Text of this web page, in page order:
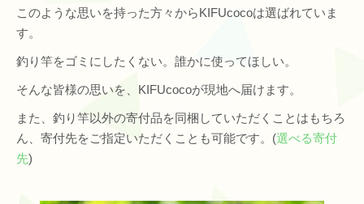
このような思いを持った方々からKIFUcocoは選ばれていま
す。
釣り竿をゴミにしたくない。誰かに使ってほしい。
そんな皆様の思いを、KIFUcocoが現地へ届けます。
また、釣り竿以外の寄付品を同梱していただくことはもちろ
ん、寄付先をご指定いただくことも可能です。(選べる寄付
先)